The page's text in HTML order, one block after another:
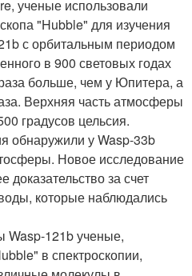
ученые использовали
"Hubble" для изучения
с орбитальным периодом
в 900 световых годах
больше, чем у Юпитера, а
Верхняя часть атмосферы
градусов цельсия.
обнаружили у Wasp-33b
Новое исследование
доказательство за счет
которые наблюдались
Wasp-121b ученые,
в спектроскопии,